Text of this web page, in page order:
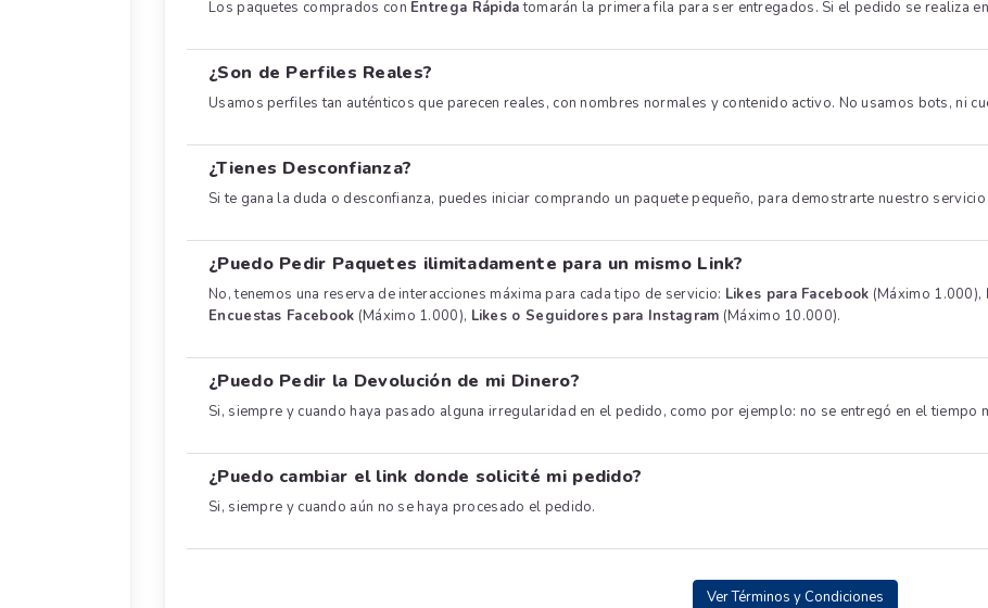
Los paquetes comprados con Entrega Rápidatomarán la primera fila para ser entregados. Si el pedido se realiza
¿Son de Perfiles Reales?
Usamos perfiles tan auténticos que parecen reales, con nombres normales y contenido activo. No usamos bots, ni
¿Tienes Desconfianza?
Si te gana la duda o desconfianza, puedes iniciar comprando un paquete pequeño, para demostrarte nuestro
¿Puedo Pedir Paquetes ilimitadamente para un mismo Link?
No, tenemos una reserva de interacciones máxima para cada tipo de servicio: Likes para Facebook (Máximo 1.000),
Encuestas Facebook (Máximo 1.000), Likes o Seguidores para Instagram (Máximo 10.000).
¿Puedo Pedir la Devolución de mi Dinero?
Si, siempre y cuando haya pasado alguna irregularidad en el pedido, como por ejemplo: no se entregó en el
¿Puedo cambiar el link donde solicité mi pedido?
Si, siempre y cuando aún no se haya procesado el pedido.
Ver Términos y Condiciones